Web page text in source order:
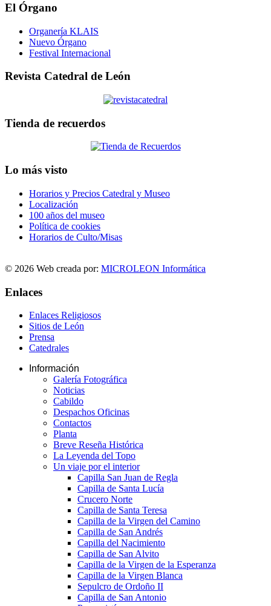
El Órgano
Organería KLAIS
Nuevo Órgano
Festival Internacional
Revista Catedral de León
Tienda de recuerdos
Lo más visto
Horarios y Precios Catedral y Museo
Localización
100 años del museo
Política de cookies
Horarios de Culto/Misas
© 2026 Web creada por: MICROLEON Informática
Enlaces
Enlaces Religiosos
Sitios de León
Prensa
Catedrales
Información
Galería Fotográfica
Noticias
Cabildo
Despachos Oficinas
Contactos
Planta
Breve Reseña Histórica
La Leyenda del Topo
Un viaje por el interior
Capilla San Juan de Regla
Capilla de Santa Lucía
Crucero Norte
Capilla de Santa Teresa
Capilla de la Virgen del Camino
Capilla de San Andrés
Capilla del Nacimiento
Capilla de San Alvito
Capilla de la Virgen de la Esperanza
Capilla de la Virgen Blanca
Sepulcro de Ordoño II
Capilla de San Antonio